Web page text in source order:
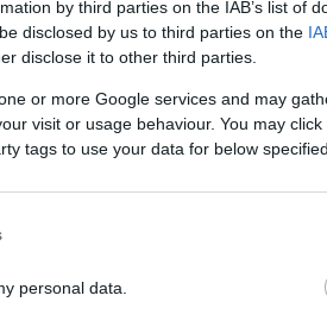
by third parties on the IAB’s list of
disclosed by us to third parties on the
disclose it to other third parties.
or more Google services and may
visit or usage behaviour. You may
tags to use your data for below
personal data.
πείσει ότι κατείχε
να τελειώνουμε
διακηρύξεις πίσω
Δεν είναι
σε απελπισία. Για
ένα πράγμα:
εφόδια να μην έχει
18:00